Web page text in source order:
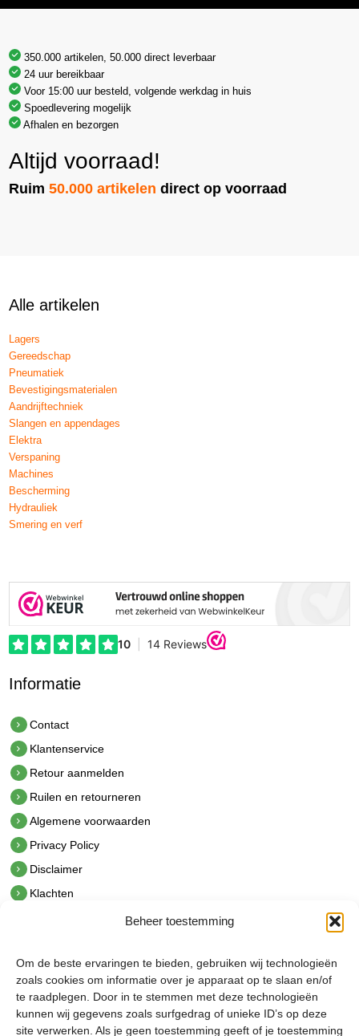
Beheer toestemming
Om de beste ervaringen te bieden, gebruiken wij technologieën
zoals cookies om informatie over je apparaat op te slaan en/of
te raadplegen. Door in te stemmen met deze technologieën
kunnen wij gegevens zoals surfgedrag of unieke ID’s op deze
site verwerken. Als je geen toestemming geeft of je toestemming
350.000 artikelen, 50.000 direct leverbaar
24 uur bereikbaar
Voor 15:00 uur besteld, volgende werkdag in huis
Spoedlevering mogelijk
Afhalen en bezorgen
Altijd voorraad!
Ruim50.000 artikelen direct op voorraad
Alle artikelen
Lagers
Gereedschap
Pneumatiek
Bevestigingsmaterialen
Aandrijftechniek
Slangen en appendages
Elektra
Verspaning
Machines
Bescherming
Hydrauliek
Smering en verf
Informatie
Contact
Klantenservice
Retour aanmelden
Ruilen en retourneren
Algemene voorwaarden
Privacy Policy
Disclaimer
Klachten
hetindustriehuis B.V.
De Hoek 1 1601 MR Enkhuizen
t.0228 53 00 40
e.info@hetindustriehuis.com
KVK 51483904